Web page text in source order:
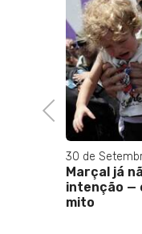
Previous
30 de
Marçal já
intenção —
mito